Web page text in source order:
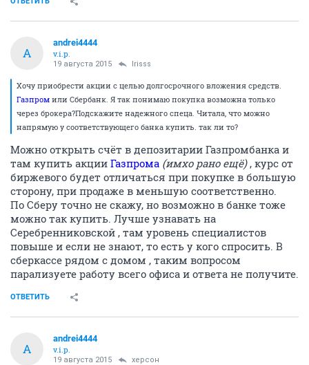
A
andrei4444
v.i.p.
19 августа 2015 Irisss
Хочу приобрести акции с целью долгосрочного вложения средств.
Газпром или Сбербанк. Я так понимаю покупка возможна только
через брокера?Подскажите надежного спеца. Читала, что можно
напрямую у соответствующего банка купить. так ли то?
Можно открыть счёт в депозитарии Газпромбанка и
там купить акции Газпрома (имхо рано ещё), курс от
биржевого будет отличаться при покупке в большую
сторону, при продаже в меньшую соответственно.
По Сберу точно не скажу, но возможно в банке тоже
можно так купить. Лучше узнавать на
Серебренниковской , там уровень специалистов
повыше и если не знают, то есть у кого спросить. В
сберкассе рядом с домом , таким вопросом
парализуете работу всего офиса и ответа не получите.
ОТВЕТИТЬ
A
andrei4444
v.i.p.
19 августа 2015 херсон